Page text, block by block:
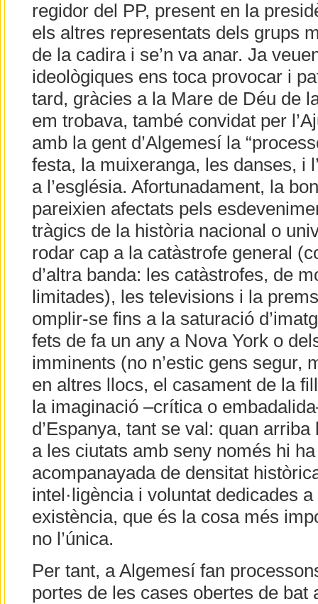
regidor del PP, present en la
els altres representats dels grups
de la cadira i se’n va anar. Ja
ideològiques ens toca provocar i
tard, gràcies a la Mare de Déu de
em trobava, també convidat per
amb la gent d’Algemesí la
festa, la muixeranga, les danses, i
a l’església. Afortunadament, la
pareixien afectats pels
tràgics de la història nacional o
rodar cap a la catàstrofe general
d’altra banda: les catàstrofes, de
limitades), les televisions i la
omplir-se fins a la saturació
fets de fa un any a Nova York o
imminents (no n’estic gens segur,
en altres llocs, el casament de la
la imaginació –crítica o
d’Espanya, tant se val: quan
a les ciutats amb seny només hi
acompanayada de densitat
intel·ligència i voluntat dedicades
existència, que és la cosa més
no l’única.
Per tant, a Algemesí fan
portes de les cases obertes de bat